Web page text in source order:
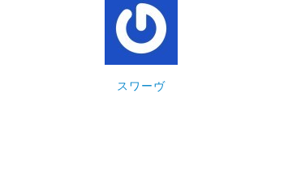
スワーヴ